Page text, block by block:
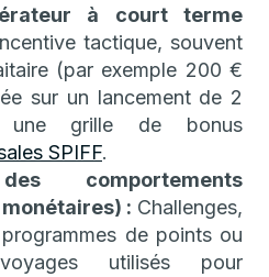
à court terme
tactique, souvent
(par exemple 200 €
sur un lancement de 2
une grille de bonus
SPIFF.
comportements
: Challenges,
de points ou
utilisés pour